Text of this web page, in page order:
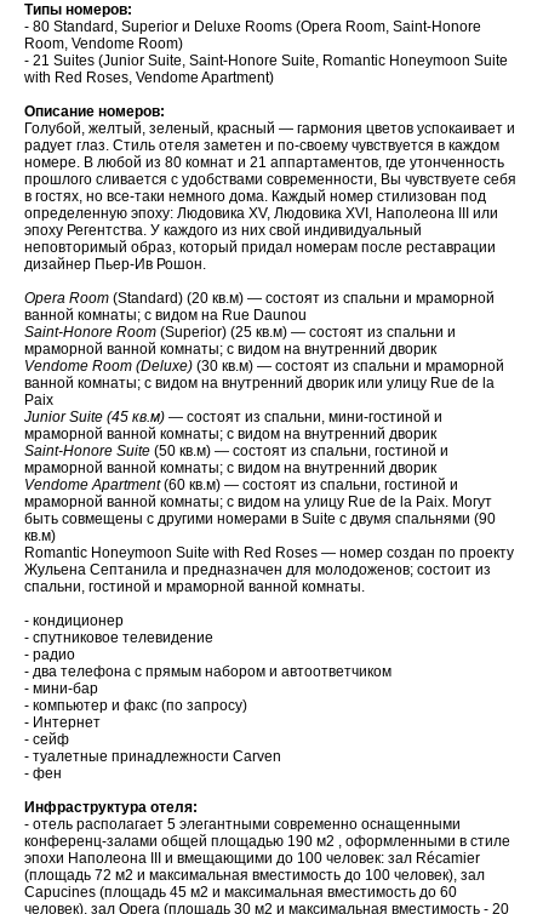
Типы номеров:
- 80 Standard, Superior и Deluxe Rooms (Opera Room, Saint-Honore
Room, Vendome Room)
- 21 Suites (Junior Suite, Saint-Honore Suite, Romantic Honeymoon Suite
with Red Roses, Vendome Apartment)
Описание номеров:
Голубой, желтый, зеленый, красный — гармония цветов успокаивает и
радует глаз. Стиль отеля заметен и по-своему чувствуется в каждом
номере. В любой из 80 комнат и 21 аппартаментов, где утонченность
прошлого сливается с удобствами современности, Вы чувствуете себя
в гостях, но все-таки немного дома. Каждый номер стилизован под
определенную эпоху: Людовика XV, Людовика XVI, Наполеона III или
эпоху Регентства. У каждого из них свой индивидуальный
неповторимый образ, который придал номерам после реставрации
дизайнер Пьер-Ив Рошон.
Opera Room (Standard) (20 кв.м) — состоят из спальни и мраморной
ванной комнаты; с видом на Rue Daunou
Saint-Honore Room (Superior) (25 кв.м) — состоят из спальни и
мраморной ванной комнаты; с видом на внутренний дворик
Vendome Room (Deluxe) (30 кв.м) — состоят из спальни и мраморной
ванной комнаты; с видом на внутренний дворик или улицу Rue de la
Paix
Junior Suite (45 кв.м) — состоят из спальни, мини-гостиной и
мраморной ванной комнаты; с видом на внутренний дворик
Saint-Honore Suite (50 кв.м) — состоят из спальни, гостиной и
мраморной ванной комнаты; с видом на внутренний дворик
Vendome Apartment(60 кв.м) — состоят из спальни, гостиной и
мраморной ванной комнаты; с видом на улицу Rue de la Paix. Могут
быть совмещены с другими номерами в Suite с двумя спальнями (90
кв.м)
Romantic Honeymoon Suite with Red Roses — номер создан по проекту
Жульена Септанила и предназначен для молодоженов; состоит из
спальни, гостиной и мраморной ванной комнаты.
- кондиционер
- спутниковое телевидение
- радио
- два телефона с прямым набором и автоответчиком
- мини-бар
- компьютер и факс (по запросу)
- Интернет
- сейф
- туалетные принадлежности Carven
- фен
Инфраструктура отеля:
- отель располагает 5 элегантными современно оснащенными
конференц-залами общей площадью 190 м2 , оформленными в стиле
эпохи Наполеона III и вмещающими до 100 человек: зал Récamier
(площадь 72 м2 и максимальная вместимость до 100 человек), зал
Capucines (площадь 45 м2 и максимальная вместимость до 60
человек), зал Opera (площадь 30 м2 и максимальная вместимость - 20